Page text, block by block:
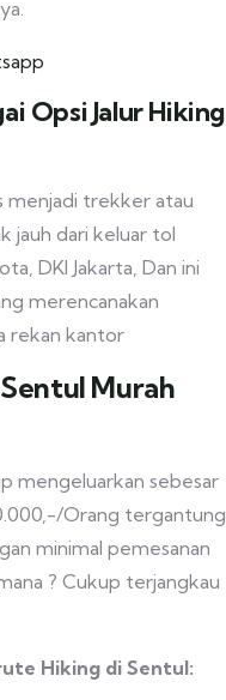
Opsi Jalur Hiking
menjadi trekker atau
jauh dari keluar tol
DKI Jakarta, Dan ini
merencanakan
rekan kantor
Murah
mengeluarkan sebesar
Orang tergantung
minimal pemesanan
? Cukup terjangkau
Hiking di Sentul: